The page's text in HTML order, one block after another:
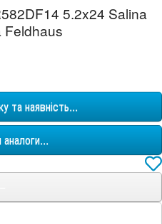
5.2x24 Salina
Feldhaus
та наявність...
аналоги...